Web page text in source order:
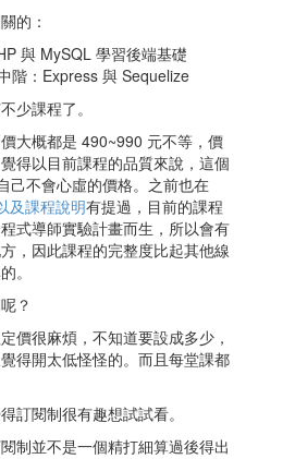
的：
與 MySQL 學習後端基礎
階：Express 與 Sequelize
少課程了。
大概都是 490~990 元不等，價
得以目前課程的品質來說，這個
己不會心虛的價格。之前也在
及課程說明有提過，目前的課程
式導師實驗計畫而生，所以會有
，因此課程的完整度比起其他線
。
？
價很麻煩，不知道要設成多少，
得開太低怪怪的。而且每堂課都
訂閱制很有趣想試試看。
制並不是一個精打細算過後得出